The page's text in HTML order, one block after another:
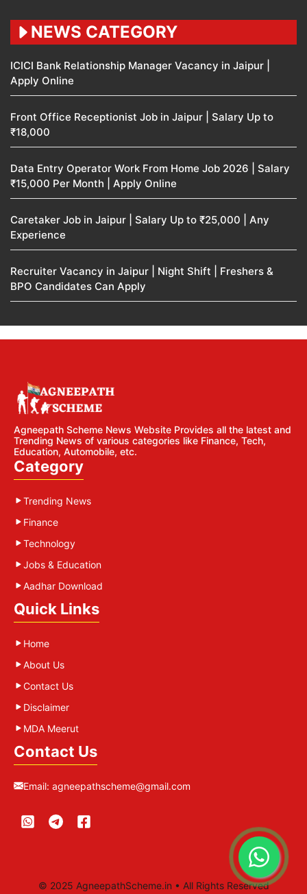
NEWS CATEGORY
ICICI Bank Relationship Manager Vacancy in Jaipur |
Apply Online
Front Office Receptionist Job in Jaipur | Salary Up to
₹18,000
Data Entry Operator Work From Home Job 2026 | Salary
₹15,000 Per Month | Apply Online
Caretaker Job in Jaipur | Salary Up to ₹25,000 | Any
Experience
Recruiter Vacancy in Jaipur | Night Shift | Freshers &
BPO Candidates Can Apply
Agneepath Scheme News Website Provides all the latest and
Trending News of various categories like Finance, Tech,
Education, Automobile, etc.
Category
Trending News
Finance
Technology
Jobs & Education
Aadhar Download
Quick Links
Home
About Us
Contact Us
Disclaimer
MDA Meerut
Contact Us
Email: agneepathscheme@gmail.com
© 2025 AgneepathScheme.in • All Rights Reserved